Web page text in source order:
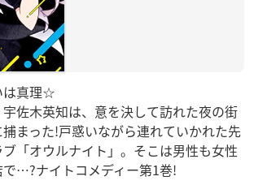
は真理☆
佐木英知は、意を決して訪れた夜の街
まった!戸惑いながら連れていかれた先
「オウルナイト」。そこは男性も女性
…?ナイトコメディー第1巻!